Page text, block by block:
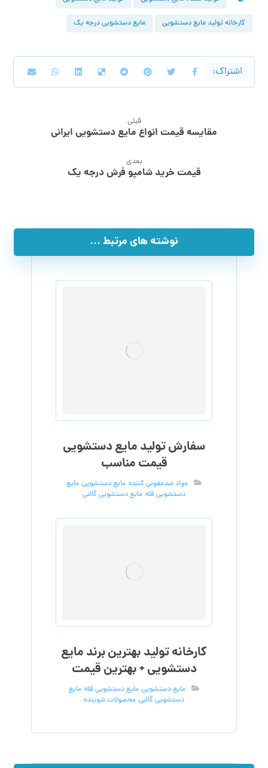
کارخانه تولید مایع دستشویی مایع دستشویی درجه یک
قبلی
مقایسه قیمت انواع مایع دستشویی ایرانی
بعدی
قیمت خرید شامپو فرش درجه یک
نوشته های مرتبط ...
سفارش تولید مایع دستشویی
قیمت مناسب
مواد ضدعفونی کننده,مایع دستشویی,مایع
دستشویی فله,مایع دستشویی گالنی
کارخانه تولید بهترین برند مایع
دستشویی + بهترین قیمت
مایع دستشویی,مایع دستشویی فله,مایع
دستشویی گالنی,محصولات شوینده